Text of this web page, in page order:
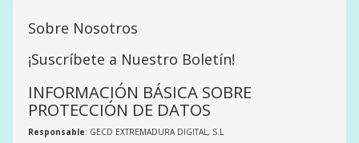
Sobre Nosotros
¡Suscríbete a Nuestro Boletín!
INFORMACIÓN BÁSICA SOBRE
PROTECCIÓN DE DATOS
Responsable: GECD EXTREMADURA DIGITAL, S.L